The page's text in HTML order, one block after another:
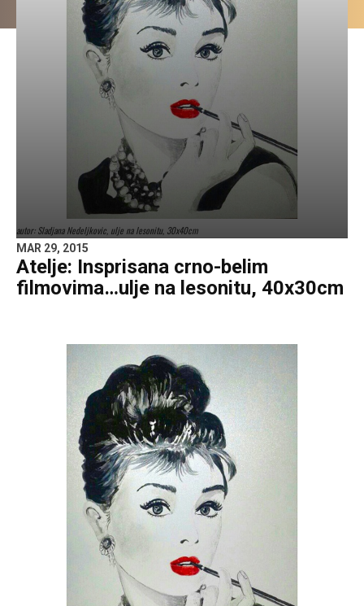
autor: Sladjana Nedeljkovic, ulje na lesonitu, 30x40cm
MAR 29, 2015
Atelje: Insprisana crno-belim
filmovima…ulje na lesonitu, 40x30cm